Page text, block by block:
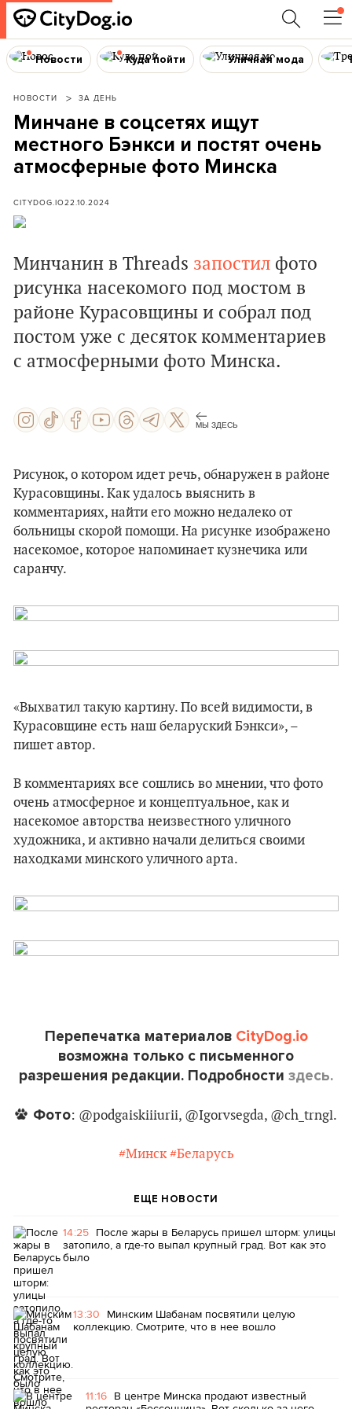
Новости Куда пойти Уличная мода
НОВОСТИ ЗА ДЕНЬ
Минчане в соцсетях ищут
местного Бэнкси и постят очень
атмосферные фото Минска
CITYDOG.IO22.10.2024
Минчанин в Threads запостил фото
рисунка насекомого под мостом в
районе Курасовщины и собрал под
постом уже с десяток комментариев
с атмосферными фото Минска.
МЫ ЗДЕСЬ
Рисунок, о котором идет речь, обнаружен в районе
Курасовщины. Как удалось выяснить в
комментариях, найти его можно недалеко от
больницы скорой помощи. На рисунке изображено
насекомое, которое напоминает кузнечика или
саранчу.
«Выхватил такую картину. По всей видимости, в
Курасовщине есть наш беларуский Бэнкси», –
пишет автор.
В комментариях все сошлись во мнении, что фото
очень атмосферное и концептуальное, как и
насекомое авторства неизвестного уличного
художника, и активно начали делиться своими
находками минского уличного арта.
Перепечатка материалов CityDog.io
возможна только с письменного
разрешения редакции. Подробности здесь.
Фото: @podgaiskiiiurii, @Igorvsegda, @ch_trngl.
#Минск #Беларусь
ЕЩЕ НОВОСТИ
14:25 После жары в Беларусь пришел шторм: улицы
затопило, а где-то выпал крупный град. Вот как это
было
13:30 Минским Шабанам посвятили целую
коллекцию. Смотрите, что в нее вошло
11:16 В центре Минска продают известный